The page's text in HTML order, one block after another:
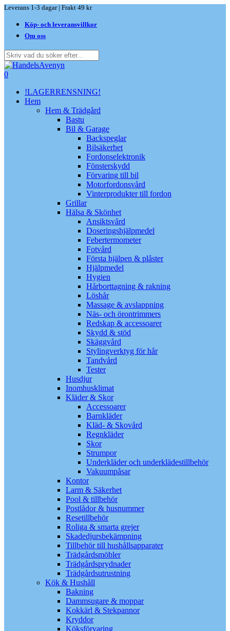
Skip
main
content
Leverans 1-3 dagar | Frakt 49 kr
Köp- och leveransvillkor
Om oss
Close
Search
search
0
!LAGERRENSNING!
Hem
Hem & Trädgård
Bastu
Bil & Garage
Backspeglar
Bilsäkerhet
Fordonselektronik
Fönsterskydd
Förvaring till bil
Motorfordonsvård
Vinterprodukter till fordon
Grillar
Hälsa & Skönhet
Ansiktsvård
Doseringshjälpmedel
Febertermometer
Fotvård
Första hjälpen & plåster
Hjälpmedel
Hygien
Hårborttagning & rakning
Löshår
Massage & avslappning
Näs- och örontrimmers
Redskap & accessoarer
Skydd & stöd
Skäggvård
Stylingverktyg för hår
Tandvård
Tester
Husdjur
Inomhusklimat
Kläder & Skor
Accessoarer
Barnkläder
Kläd- & Skovård
Regnkläder
Skor
Strumpor
Underkläder och underklädestillbehör
Vakuumpåsar
Kontor
Larm & Säkerhet
Pool & tillbehör
Postlådor & husnummer
Resetillbehör
Roliga & smarta grejer
Skadedjursbekämpning
Tillbehör till hushållsapparater
Trädgårdsmöbler
Trädgårdsprydnader
Trädgårdsutrustning
Kök & Hushåll
Bakning
Dammsugare & moppar
Kokkärl & Stekpannor
Kryddor
Köksförvaring